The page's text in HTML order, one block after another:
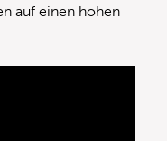
auf einen hohen